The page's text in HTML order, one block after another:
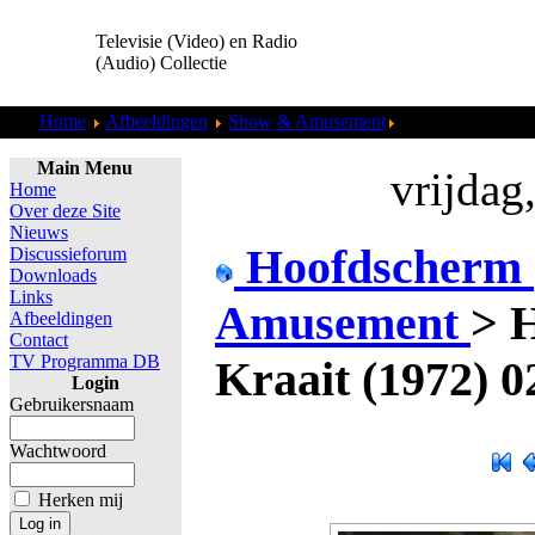
Televisie (Video) en Radio
(Audio) Collectie
Home Afbeeldingen Show & Amusement
Main Menu
Home
Over deze Site
Nieuws
Discussieforum
Downloads
Links
Afbeeldingen
Contact
TV Programma DB
Login
Gebruikersnaam
Wachtwoord
Herken mij
Hoofdscherm
Amusement >
Kraait (1972)